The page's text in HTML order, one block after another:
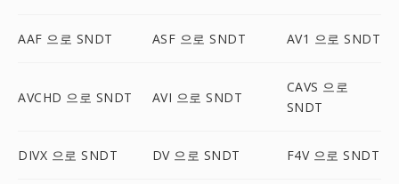
AAF 으로 SNDT ASF 으로 SNDT AV1 으로 SNDT
AVCHD 으로 SNDT AVI 으로 SNDT
CAVS 으로
SNDT
DIVX 으로 SNDT DV 으로 SNDT F4V 으로 SNDT